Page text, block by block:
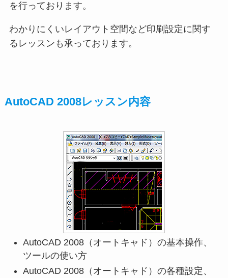
を行っております。
わかりにくいレイアウト空間など印刷設定に関す
るレッスンも承っております。
AutoCAD 2008レッスン内容
AutoCAD 2008（オートキャド）の基本操作、
ツールの使い方
AutoCAD 2008（オートキャド）の各種設定、